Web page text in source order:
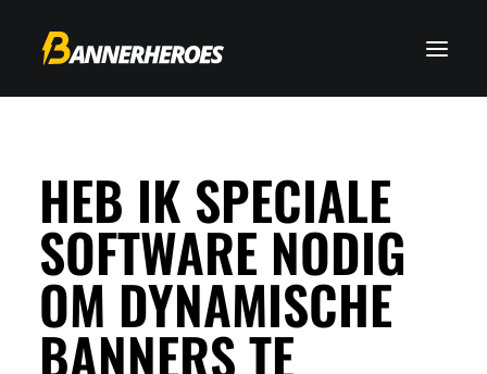
HEB IK SPECIALE
SOFTWARE NODIG
OM DYNAMISCHE
BANNERS TE